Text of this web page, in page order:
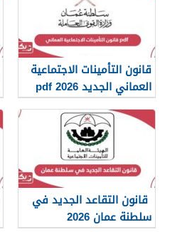
قانون التأمينات الاجتماعية
العماني الجديد 2026 pdf
قانون التقاعد الجديد في
سلطنة عمان 2026